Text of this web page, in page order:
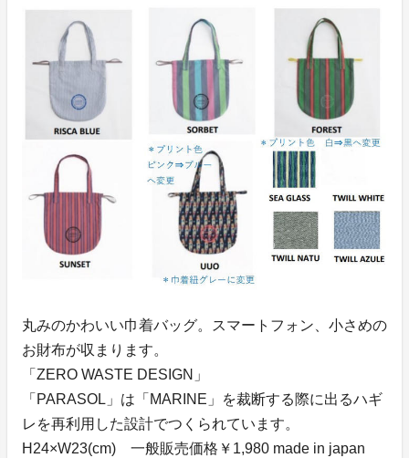
丸みのかわいい巾着バッグ。スマートフォン、小さめの
お財布が収まります。
「ZERO WASTE DESIGN」
「PARASOL」は「MARINE」を裁断する際に出るハギ
レを再利用した設計でつくられています。
H24×W23(cm) 一般販売価格￥1,980 made in japan